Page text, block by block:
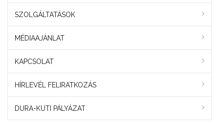
SZOLGÁLTATÁSOK
MÉDIAAJÁNLAT
KAPCSOLAT
HÍRLEVÉL FELIRATKOZÁS
DURA-KUTI PÁLYÁZAT